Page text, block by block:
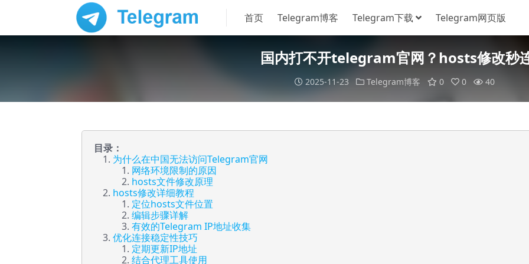
首页 Telegram博客 Telegram下载 Telegram网页版
国内打不开telegram官网？hosts修改秒
2025-11-23 Telegram博客 0 0 40
目录：
为什么在中国无法访问Telegram官网
网络环境限制的原因
hosts文件修改原理
hosts修改详细教程
定位hosts文件位置
编辑步骤详解
有效的Telegram IP地址收集
优化连接稳定性技巧
定期更新IP地址
结合代理工具使用